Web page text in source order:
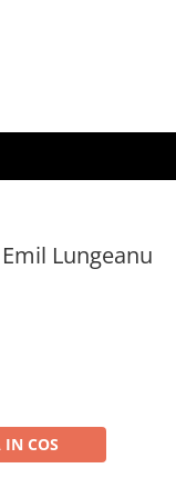
Lungeanu
COS